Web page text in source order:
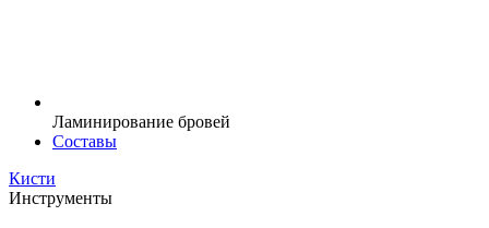
Ламинирование бровей
Составы
Кисти
Инструменты